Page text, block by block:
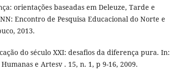
orientações baseadas em Deleuze, Tarde e
Encontro de Pesquisa Educacional do Norte e
2013.
do século XXI: desafios da diferença pura. In:
e Artesv . 15, n. 1, p 9-16, 2009.